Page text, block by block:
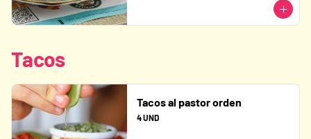
Tacos
Tacos al pastor orden
4 UND